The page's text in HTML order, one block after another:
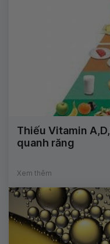
Thiếu Vitamin
quanh răng
Xem thêm